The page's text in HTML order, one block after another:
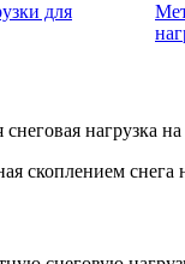
для
снеговая нагрузка
скоплением